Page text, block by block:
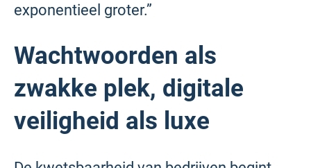
exponentieel groter.”
Wachtwoorden als
zwakke plek, digitale
veiligheid als luxe